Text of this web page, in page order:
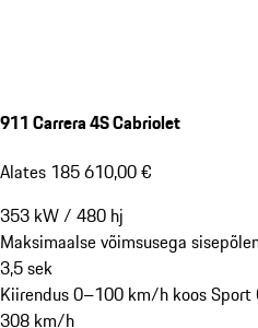
911 Carrera 4S Cabriolet
Alates 185 610,00 €
353 kW/ 480 hj
Maksimaalse võimsusega
3,5sek
Kiirendus 0–100 km/h koos Sport
308 km/h